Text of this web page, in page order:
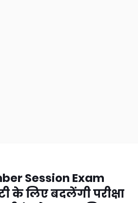
Session Exam
के लिए बदलेंगी परीक्षा